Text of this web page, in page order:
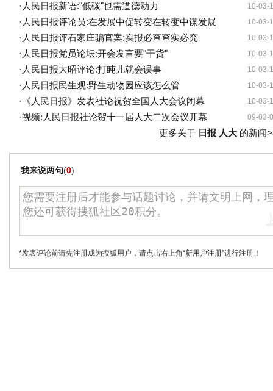
10-03-
· 人民日报新语:"低碳"也需道德动力
10-03-
· 人民日报评论员:在发展中促转变在转变中谋发展
10-03-
· 人民日报评石家庄骗官案:实报必查查实必究
10-03-
· 人民日报党员论坛:开会发言要"干货"
10-03-
· 人民日报大昭评论:打盹儿就会误事
10-03-
· 人民日报民生观:野生动物园应该怎么管
10-03-
· 《人民日报》发表社论祝贺全国人大会议闭幕
09-03-
·视频:人民日报社论贺十一届人大二次会议开幕
更多关于 日报 人大的新闻
我来说两句(0)
*发表评论前请先注册成为搜狐用户，请点击右上角“新用户注册”进行注册！